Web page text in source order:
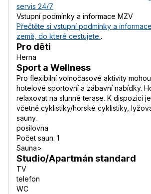
servis 24/7
Vstupní podmínky a informace MZV
Přečtěte si vstupní podmínky a
země, do které cestujete..
Pro děti
Herna
Sport a Wellness
Pro flexibilní volnočasové aktivity
hotelové sportovní a zábavní nabídky.
relaxovat na slunné terase. K dispozici
včetně cyklistiky/horské cyklistiky,
sauny.
posilovna
Počet saun: 1
Sauna>
Studio/Apartmán standard
TV
telefon
WC